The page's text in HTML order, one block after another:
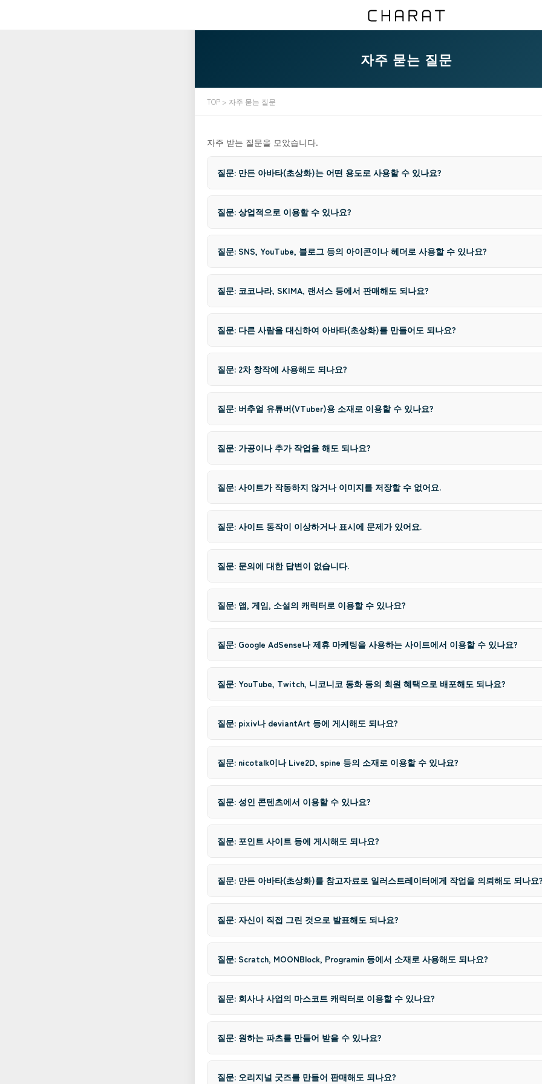
자주 묻는 질문
TOP > 자주 묻는 질문
자주 받는 질문을 모았습니다.
질문: 만든 아바타(초상화)는 어떤 용도로 사용할 수 있나요?
질문: 상업적으로 이용할 수 있나요?
질문: SNS, YouTube, 블로그 등의 아이콘이나 헤더로 사용할 수 있나요?
질문: 코코나라, SKIMA, 랜서스 등에서 판매해도 되나요?
질문: 다른 사람을 대신하여 아바타(초상화)를 만들어도 되나요?
질문: 2차 창작에 사용해도 되나요?
질문: 버추얼 유튜버(VTuber)용 소재로 이용할 수 있나요?
질문: 가공이나 추가 작업을 해도 되나요?
질문: 사이트가 작동하지 않거나 이미지를 저장할 수 없어요.
질문: 사이트 동작이 이상하거나 표시에 문제가 있어요.
질문: 문의에 대한 답변이 없습니다.
질문: 앱, 게임, 소설의 캐릭터로 이용할 수 있나요?
질문: Google AdSense나 제휴 마케팅을 사용하는 사이트에서 이용할 수 있나요?
질문: YouTube, Twitch, 니코니코 동화 등의 회원 혜택으로 배포해도 되나요?
질문: pixiv나 deviantArt 등에 게시해도 되나요?
질문: nicotalk이나 Live2D, spine 등의 소재로 이용할 수 있나요?
질문: 성인 콘텐츠에서 이용할 수 있나요?
질문: 포인트 사이트 등에 게시해도 되나요?
질문: 만든 아바타(초상화)를 참고자료로 일러스트레이터에게 작업을 의뢰해도 되나요
질문: 자신이 직접 그린 것으로 발표해도 되나요?
질문: Scratch, MOONBlock, Programin 등에서 소재로 사용해도 되나요?
질문: 회사나 사업의 마스코트 캐릭터로 이용할 수 있나요?
질문: 원하는 파츠를 만들어 받을 수 있나요?
질문: 오리지널 굿즈를 만들어 판매해도 되나요?